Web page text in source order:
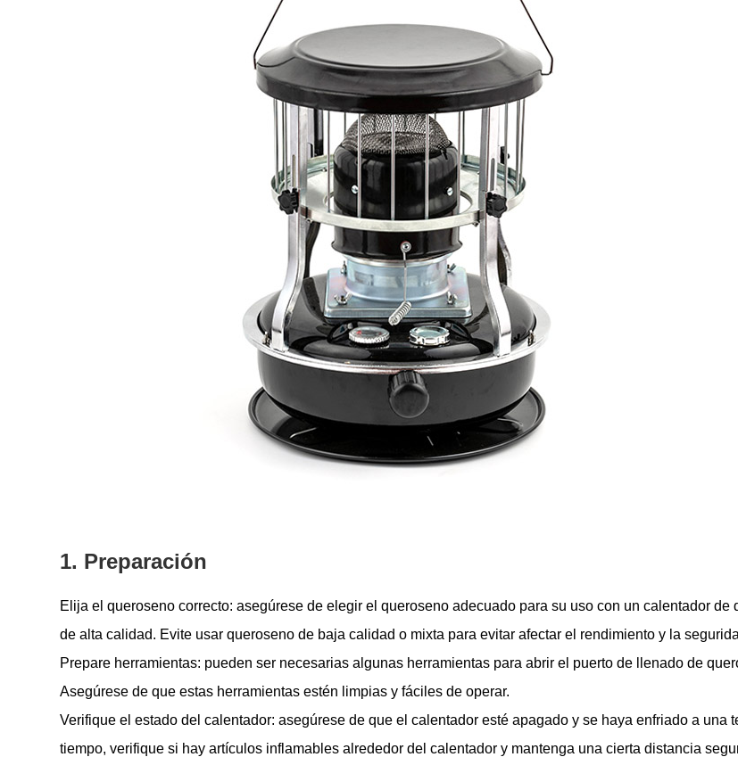
1. Preparación
Elija el queroseno correcto: asegúrese de elegir el queroseno adecuado para su uso con un calentador
de alta calidad. Evite usar queroseno de baja calidad o mixta para evitar afectar el rendimiento y la
Prepare herramientas: pueden ser necesarias algunas herramientas para abrir el puerto de llenado de
Asegúrese de que estas herramientas estén limpias y fáciles de operar.
Verifique el estado del calentador: asegúrese de que el calentador esté apagado y se haya enfriado a una
tiempo, verifique si hay artículos inflamables alrededor del calentador y mantenga una cierta distancia